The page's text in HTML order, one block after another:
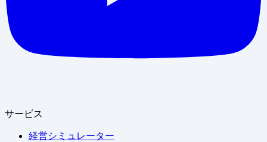
サービス
経営シミュレーター